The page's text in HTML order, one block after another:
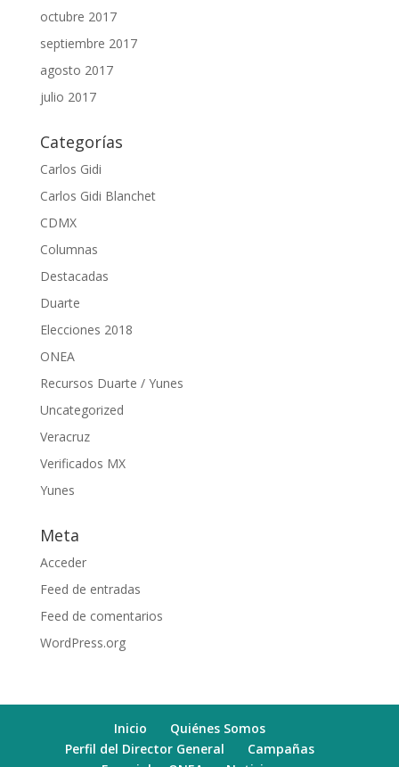
octubre 2017
septiembre 2017
agosto 2017
julio 2017
Categorías
Carlos Gidi
Carlos Gidi Blanchet
CDMX
Columnas
Destacadas
Duarte
Elecciones 2018
ONEA
Recursos Duarte / Yunes
Uncategorized
Veracruz
Verificados MX
Yunes
Meta
Acceder
Feed de entradas
Feed de comentarios
WordPress.org
Inicio
Quiénes Somos
Perfil del Director General
Campañas